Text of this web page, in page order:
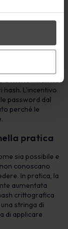
nulla nella
valori hash è
Ma ora le
del servizio
o meno - non ha
L’incentivo
password dal
perché le
pratica
sia possibile e
conoscano
In pratica, la
aumentata
crittografica
stringa di
di applicare